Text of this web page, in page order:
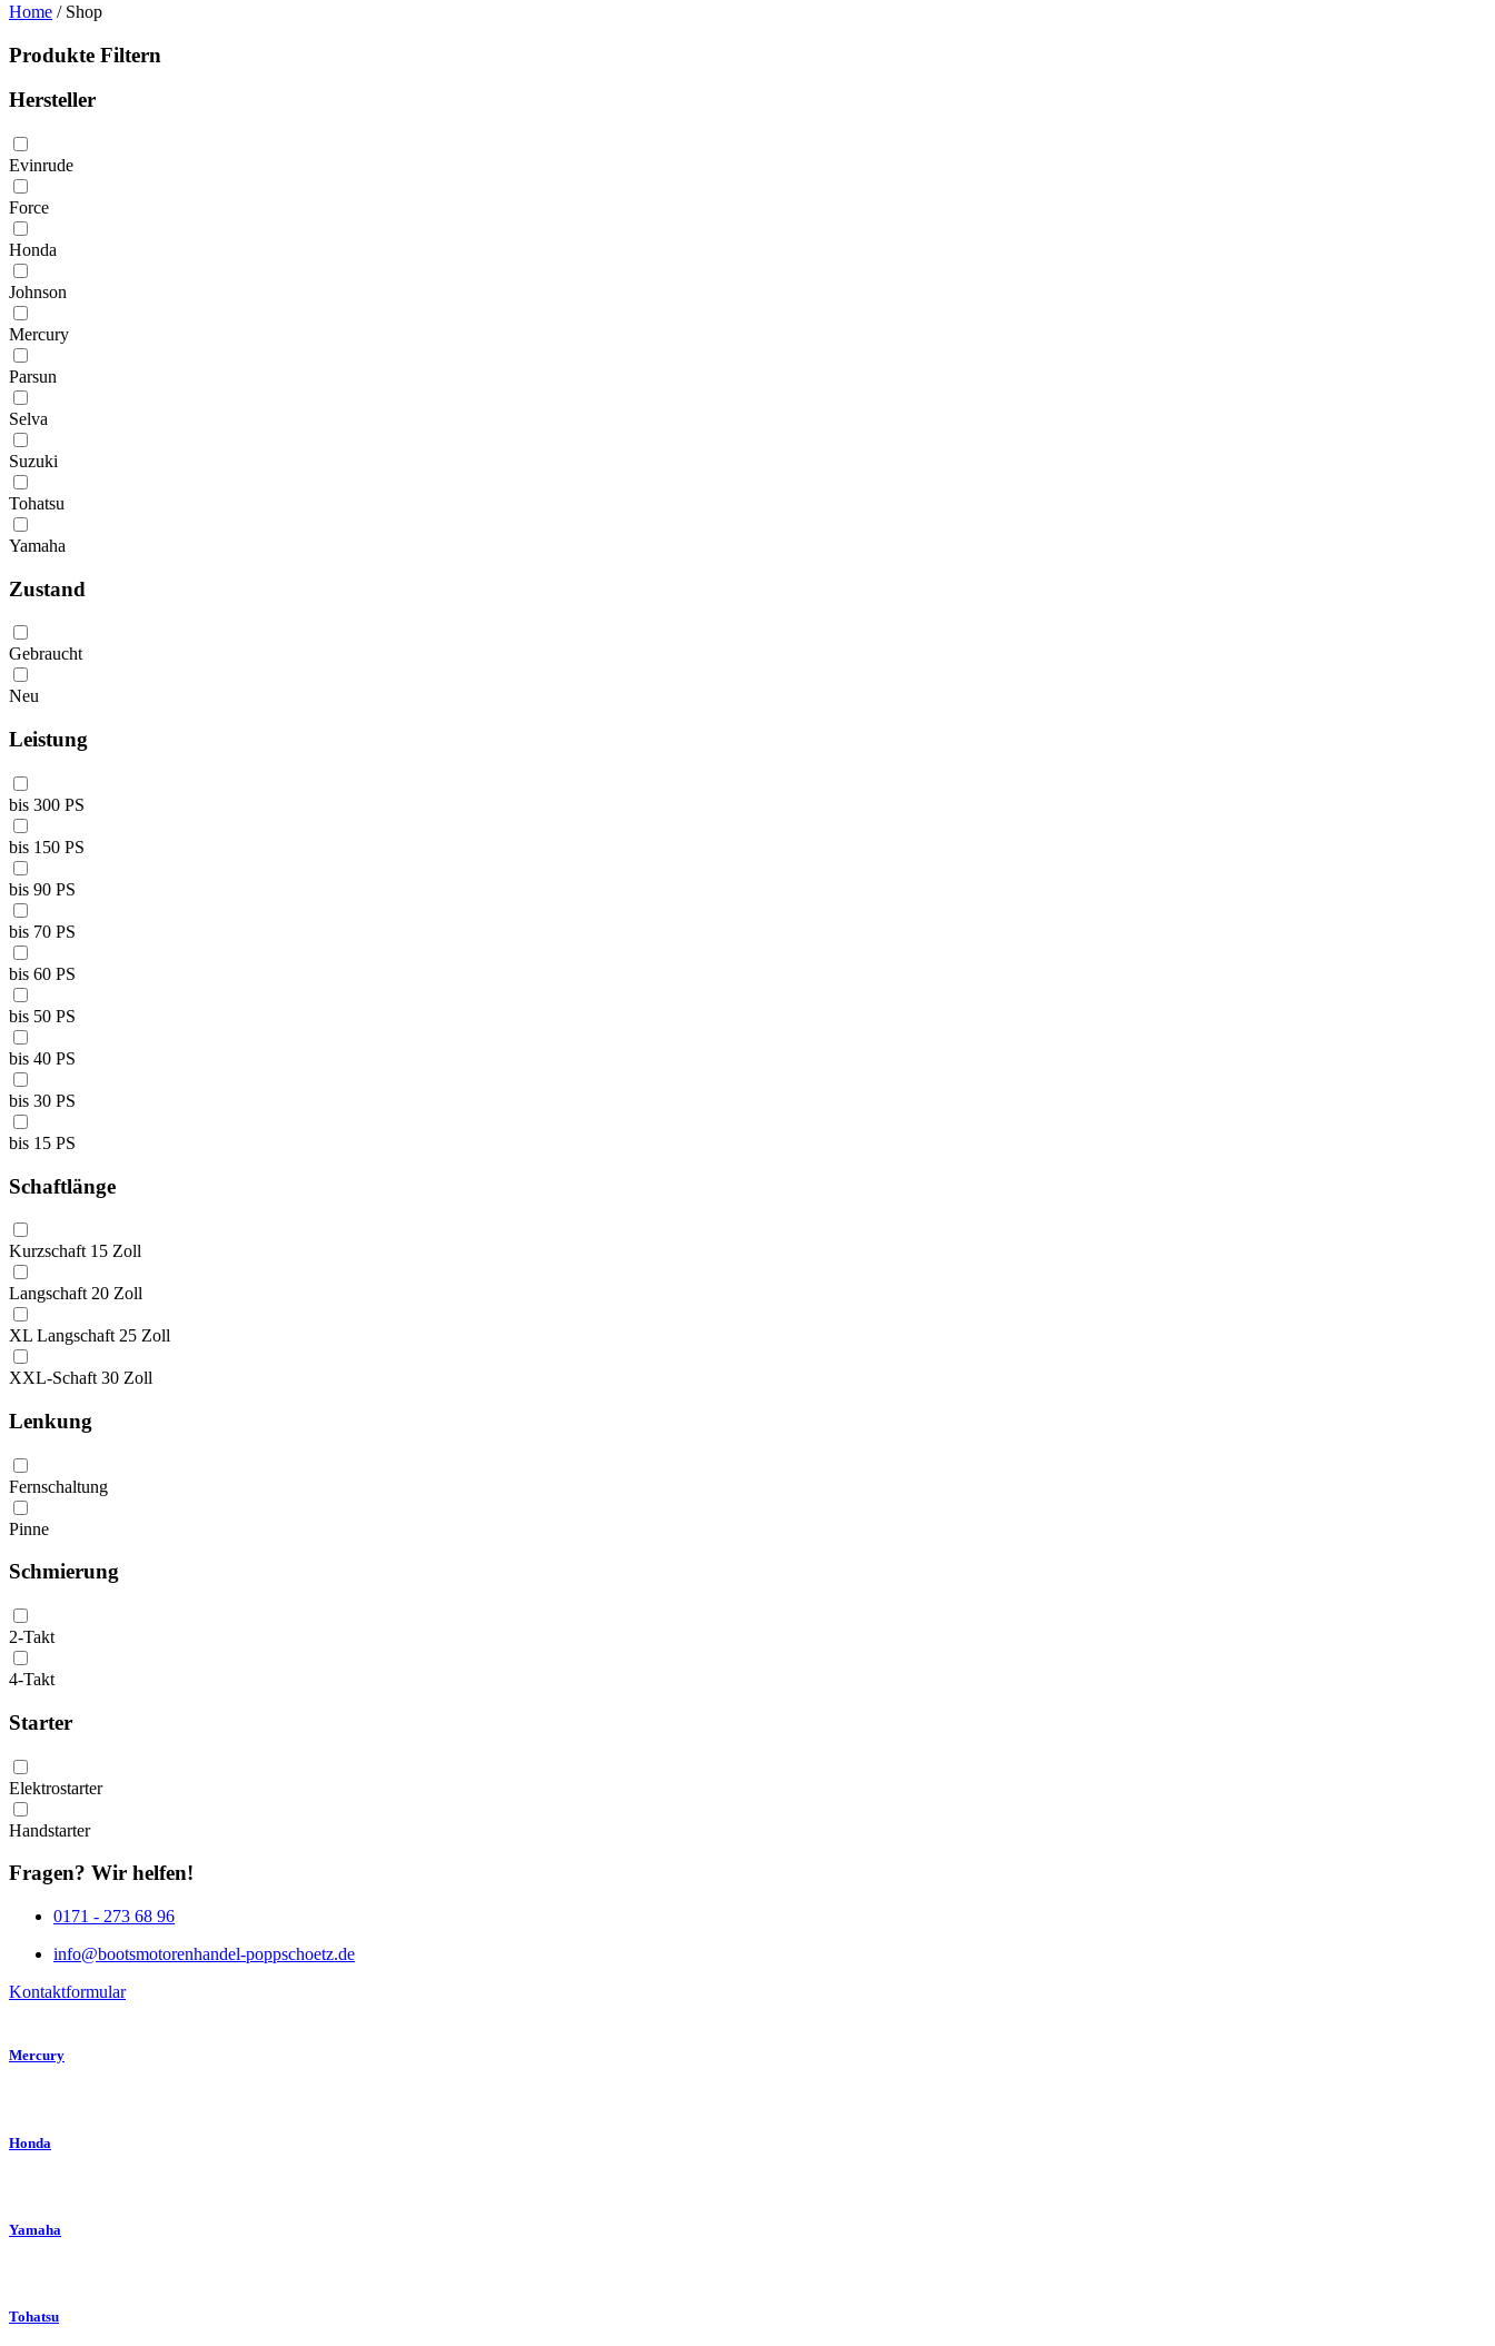
Home / Shop
Produkte Filtern
Hersteller
Evinrude
Force
Honda
Johnson
Mercury
Parsun
Selva
Suzuki
Tohatsu
Yamaha
Zustand
Gebraucht
Neu
Leistung
bis 300 PS
bis 150 PS
bis 90 PS
bis 70 PS
bis 60 PS
bis 50 PS
bis 40 PS
bis 30 PS
bis 15 PS
Schaftlänge
Kurzschaft 15 Zoll
Langschaft 20 Zoll
XL Langschaft 25 Zoll
XXL-Schaft 30 Zoll
Lenkung
Fernschaltung
Pinne
Schmierung
2-Takt
4-Takt
Starter
Elektrostarter
Handstarter
Fragen? Wir helfen!
0171 - 273 68 96
info@bootsmotorenhandel-poppschoetz.de
Kontaktformular
Mercury
Honda
Yamaha
Tohatsu